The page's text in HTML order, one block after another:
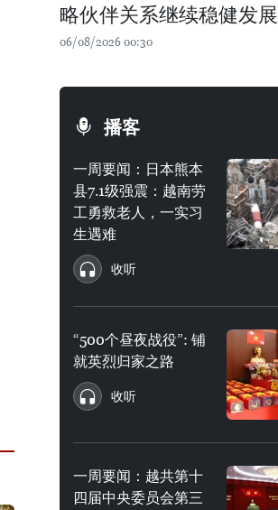
略伙伴关系继续稳健发展
06/08/2026 00:30
播客
一周要闻：日本熊本
县7.1级强震：越南劳
工勇救老人，一实习
生遇难
收听
“500个昼夜战役”: 铺
就英烈归家之路
收听
一周要闻：越共第十
四届中央委员会第三